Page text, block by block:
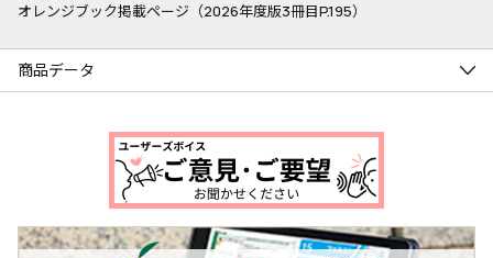
オレンジブック掲載ページ（2026年度版3冊目P.195）
商品データ